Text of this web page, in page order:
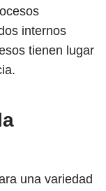
internos
tienen lugar
una variedad